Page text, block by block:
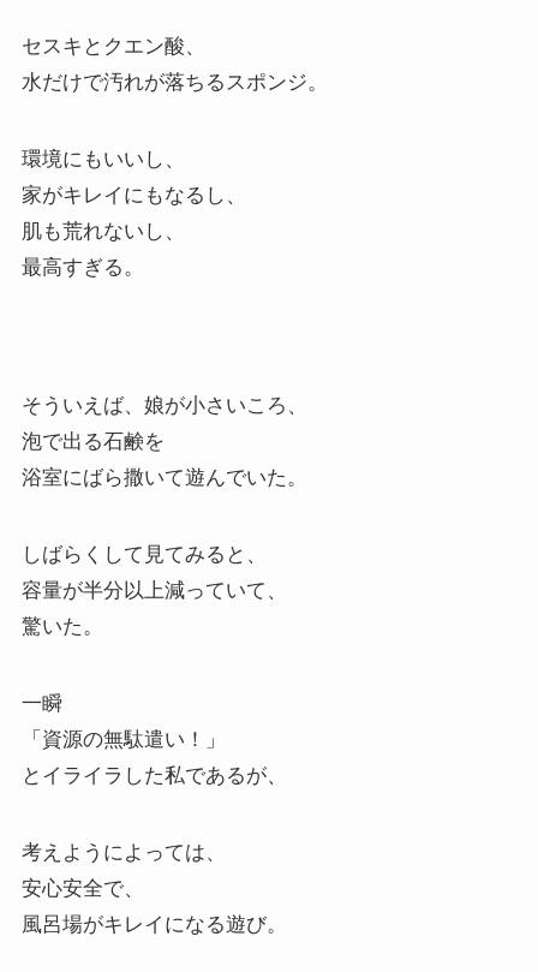
セスキとクエン酸、
水だけで汚れが落ちるスポンジ。
環境にもいいし、
家がキレイにもなるし、
肌も荒れないし、
最高すぎる。
そういえば、娘が小さいころ、
泡で出る石鹸を
浴室にばら撒いて遊んでいた。
しばらくして見てみると、
容量が半分以上減っていて、
驚いた。
一瞬
「資源の無駄遣い！」
とイライラした私であるが、
考えようによっては、
安心安全で、
風呂場がキレイになる遊び。